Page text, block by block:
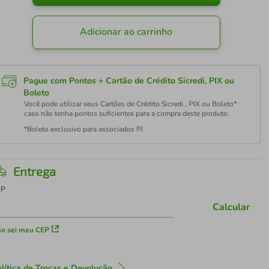
Adicionar ao carrinho
Pague com Pontos + Cartão de Crédito Sicredi, PIX ou
Boleto
Você pode utilizar seus Cartões de Crédito Sicredi , PIX ou Boleto*
caso não tenha pontos suficientes para a compra deste produto.
*Boleto exclusivo para associados PJ
Entrega
sei meu CEP
Calcular